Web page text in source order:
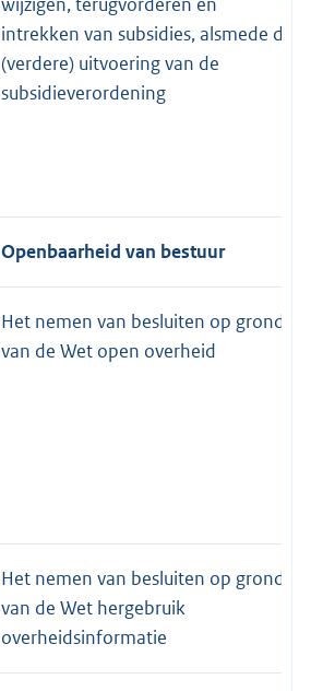
intrekken van subsidies, alsmede de
(verdere) uitvoering van de
subsidieverordening
Openbaarheid van bestuur
Het nemen van besluiten op grond
van de Wet open overheid
Het nemen van besluiten op grond
van de Wet hergebruik
overheidsinformatie